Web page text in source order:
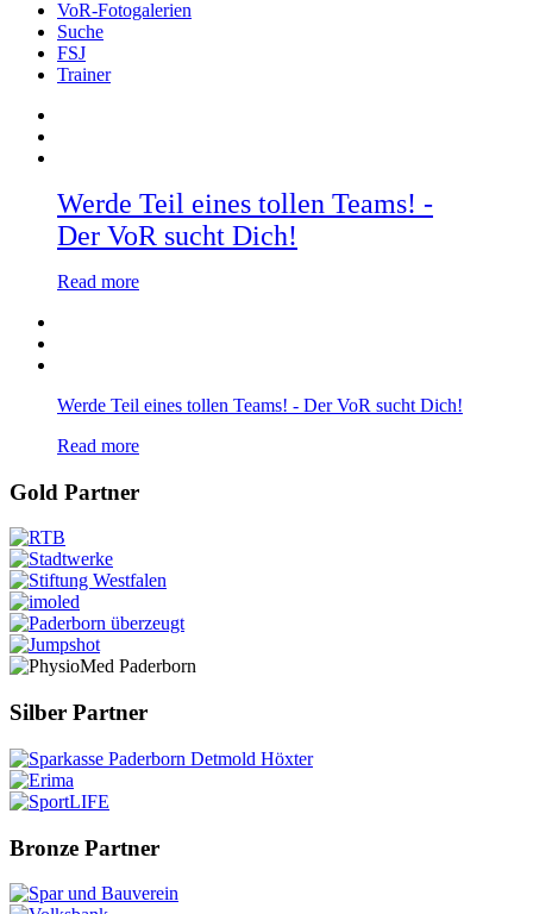
VoR-Fotogalerien
Suche
FSJ
Trainer
Werde Teil eines tollen Teams! -
Der VoR sucht Dich!
Read more
Werde Teil eines tollen Teams! - Der VoR sucht Dich!
Read more
Gold Partner
Silber Partner
Bronze Partner